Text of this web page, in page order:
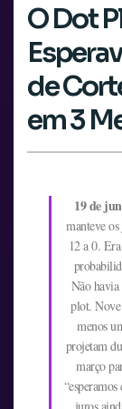
O Dot
de
em 3
19 de
manteve
12 a 0.
Não
plot.
menos
projetam
março
juros